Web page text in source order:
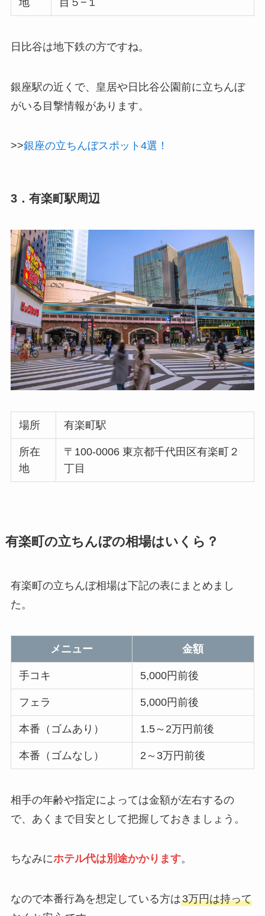
地
目５−１
日比谷は地下鉄の方ですね。
銀座駅の近くで、皇居や日比谷公園前に立ちんぼ
がいる目撃情報があります。
>>銀座の立ちんぼスポット4選！
3．有楽町駅周辺
場所 有楽町駅
所在
地
〒100-0006 東京都千代田区有楽町２
丁目
有楽町の立ちんぼの相場はいくら？
有楽町の立ちんぼ相場は下記の表にまとめまし
た。
メニュー 金額
手コキ 5,000円前後
フェラ 5,000円前後
本番（ゴムあり） 1.5～2万円前後
本番（ゴムなし） 2～3万円前後
相手の年齢や指定によっては金額が左右するの
で、あくまで目安として把握しておきましょう。
ちなみにホテル代は別途かかります。
なので本番行為を想定している方は3万円は持って